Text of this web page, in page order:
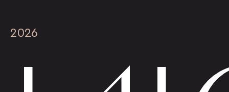
2026